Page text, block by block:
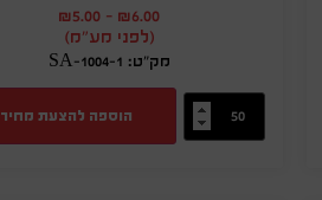
₪6.00
-
₪5.00
(לפני מע"מ)
מק"ט: SA-1004-1
הוספה להצעת מחיר